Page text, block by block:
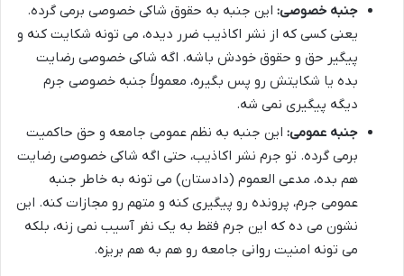
جنبه خصوصی: این جنبه به حقوق شاکی خصوصی برمی گرده.
یعنی کسی که از نشر اکاذیب ضرر دیده، می تونه شکایت کنه و
پیگیر حق و حقوق خودش باشه. اگه شاکی خصوصی رضایت
بده یا شکایتش رو پس بگیره، معمولاً جنبه خصوصی جرم
دیگه پیگیری نمی شه.
جنبه عمومی: این جنبه به نظم عمومی جامعه و حق حاکمیت
برمی گرده. تو جرم نشر اکاذیب، حتی اگه شاکی خصوصی رضایت
هم بده، مدعی العموم (دادستان) می تونه به خاطر جنبه
عمومی جرم، پرونده رو پیگیری کنه و متهم رو مجازات کنه. این
نشون می ده که این جرم فقط به یک نفر آسیب نمی زنه، بلکه
می تونه امنیت روانی جامعه رو هم به هم بریزه.